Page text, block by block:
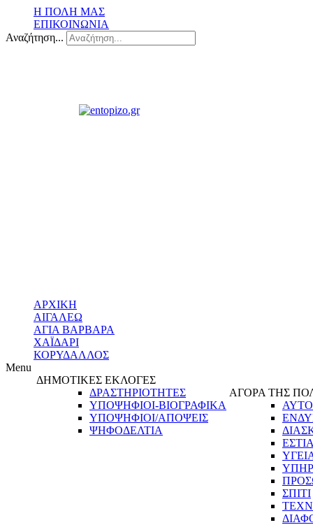
Η ΠΟΛΗ ΜΑΣ
ΕΠΙΚΟΙΝΩΝΙΑ
Αναζήτηση...
ΑΡΧΙΚΗ
ΑΙΓΑΛΕΩ
ΑΓΙΑ ΒΑΡΒΑΡΑ
ΧΑΪΔΑΡΙ
ΚΟΡΥΔΑΛΛΟΣ
Menu
ΔΗΜΟΤΙΚΕΣ ΕΚΛΟΓΕΣ
ΔΡΑΣΤΗΡΙΟΤΗΤΕΣ
ΥΠΟΨΗΦΙΟΙ-ΒΙΟΓΡΑΦΙΚΑ
ΥΠΟΨΗΦΙΟΙ/ΑΠΟΨΕΙΣ
ΨΗΦΟΔΕΛΤΙΑ
ΑΓΟΡΑ ΤΗΣ
ΣΠΙΤΙ